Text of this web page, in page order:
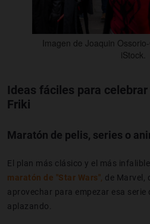
Imagen de Joaquin
iStock.
Ideas fáciles para
Friki
Maratón de pelis, series o
El plan más clásico y el más infalible.
maratón de "Star Wars" de Marvel,
aprovechar para empezar esa serie
aplazando.